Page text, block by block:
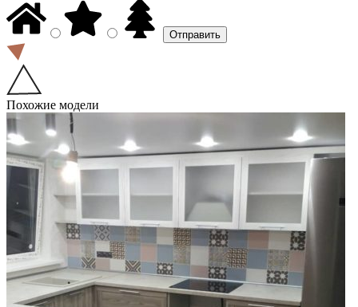
Похожие модели